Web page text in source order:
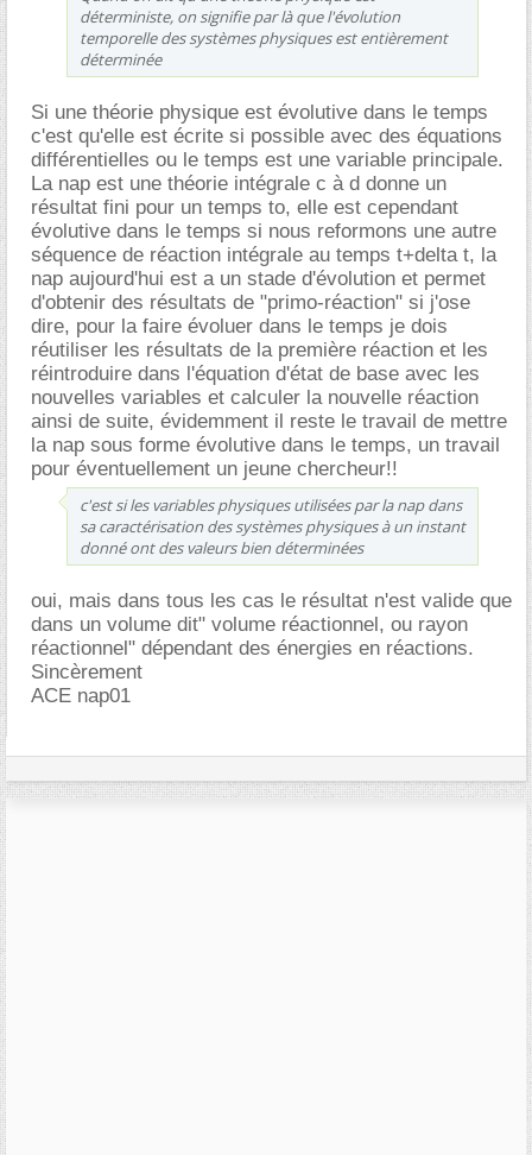
déterministe, on signifie par là que l'évolution
temporelle des systèmes physiques est entièrement
déterminée
Si une théorie physique est évolutive dans le temps
c'est qu'elle est écrite si possible avec des équations
différentielles ou le temps est une variable principale.
La nap est une théorie intégrale c à d donne un
résultat fini pour un temps to, elle est cependant
évolutive dans le temps si nous reformons une autre
séquence de réaction intégrale au temps t+delta t, la
nap aujourd'hui est a un stade d'évolution et permet
d'obtenir des résultats de "primo-réaction" si j'ose
dire, pour la faire évoluer dans le temps je dois
réutiliser les résultats de la première réaction et les
réintroduire dans l'équation d'état de base avec les
nouvelles variables et calculer la nouvelle réaction
ainsi de suite, évidemment il reste le travail de mettre
la nap sous forme évolutive dans le temps, un travail
pour éventuellement un jeune chercheur!!
c'est si les variables physiques utilisées par la nap dans
sa caractérisation des systèmes physiques à un instant
donné ont des valeurs bien déterminées
oui, mais dans tous les cas le résultat n'est valide que
dans un volume dit" volume réactionnel, ou rayon
réactionnel" dépendant des énergies en réactions.
Sincèrement
ACE nap01